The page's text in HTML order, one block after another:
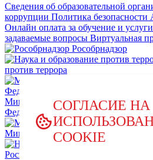
Сведения об образовательной
коррупции Политика безопасности
Онлайн оплата за обучение и
задаваемые вопросы Виртуальная
Рособрнадзор
против террора
Министерство науки и высшего
Федерации
Министерство просвещения
НЦПТИ.РФ
Роспотребнадзор
СОГЛАСИЕ НА
COOKIE